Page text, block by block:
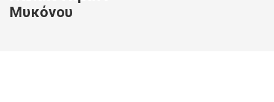
Μυκόνου